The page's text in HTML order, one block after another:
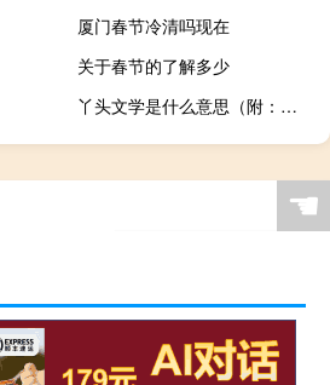
厦门春节冷清吗现在
关于春节的了解多少
丫头文学是什么意思（附：丫头文学经典语录）什么梗
☚